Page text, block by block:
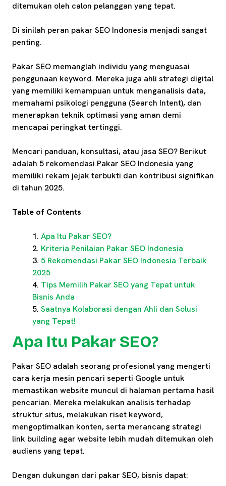
ditemukan oleh calon pelanggan yang tepat.
Di sinilah peran pakar SEO Indonesia menjadi sangat
penting.
Pakar SEO memanglah individu yang menguasai
penggunaan keyword. Mereka juga ahli strategi digital
yang memiliki kemampuan untuk menganalisis data,
memahami psikologi pengguna (Search Intent), dan
menerapkan teknik optimasi yang aman demi
mencapai peringkat tertinggi.
Mencari panduan, konsultasi, atau jasa SEO? Berikut
adalah 5 rekomendasi Pakar SEO Indonesia yang
memiliki rekam jejak terbukti dan kontribusi signifikan
di tahun 2025.
Table of Contents
Apa Itu Pakar SEO?
Kriteria Penilaian Pakar SEO Indonesia
5 Rekomendasi Pakar SEO Indonesia Terbaik
2025
Tips Memilih Pakar SEO yang Tepat untuk
Bisnis Anda
Saatnya Kolaborasi dengan Ahli dan Solusi
yang Tepat!
Apa Itu Pakar SEO?
Pakar SEO adalah seorang profesional yang mengerti
cara kerja mesin pencari seperti Google untuk
memastikan website muncul di halaman pertama hasil
pencarian. Mereka melakukan analisis terhadap
struktur situs, melakukan riset keyword,
mengoptimalkan konten, serta merancang strategi
link building agar website lebih mudah ditemukan oleh
audiens yang tepat.
Dengan dukungan dari pakar SEO, bisnis dapat: